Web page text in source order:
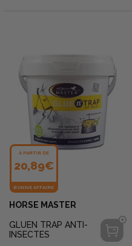
À PARTIR DE
20,89€
BONNE AFFAIRE
HORSE MASTER
GLUEN TRAP ANTI-
INSECTES